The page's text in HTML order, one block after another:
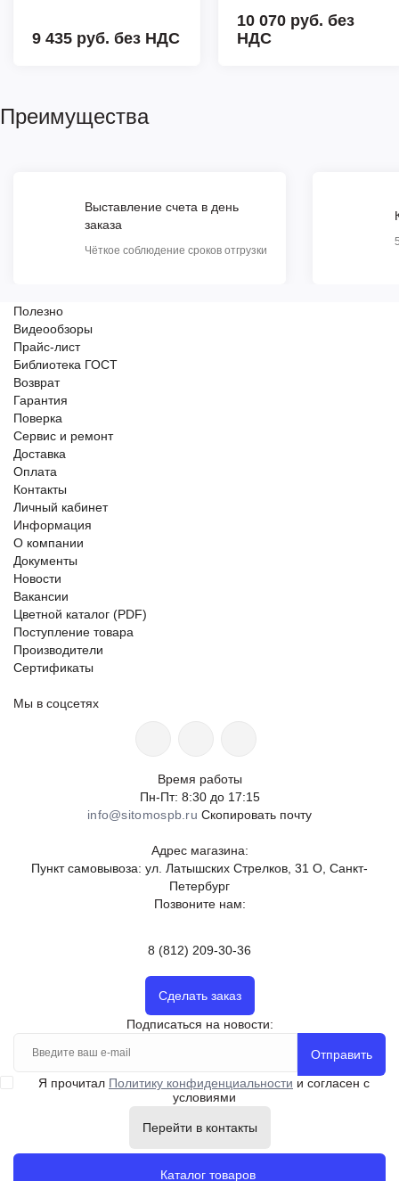
9 435 руб. без НДС
10 070 руб. без
НДС
Преимущества
Выставление счета в день
заказа
Чёткое соблюдение сроков отгрузки
Полезно
Видеообзоры
Прайс-лист
Библиотека ГОСТ
Возврат
Гарантия
Поверка
Сервис и ремонт
Доставка
Оплата
Контакты
Личный кабинет
Информация
О компании
Документы
Новости
Вакансии
Цветной каталог (PDF)
Поступление товара
Производители
Сертификаты
Мы в соцсетях
Время работы
Пн-Пт: 8:30 до 17:15
info@sitomospb.ru Скопировать почту
Адрес магазина:
Пункт самовывоза: ул. Латышских Стрелков, 31 О, Санкт-
Петербург
Позвоните нам:
8 (812) 209-30-36
Сделать заказ
Подписаться на новости:
Отправить
Я прочитал Политику конфиденциальности и согласен с
условиями
Перейти в контакты
Каталог товаров